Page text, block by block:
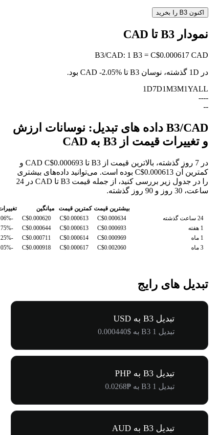
اکنون B3 را بخرید
نمودار B3 تا CAD
B3/CAD: 1 B3 = C$0.000617 CAD
در 1D گذشته، نوسان B3 تا CAD -2.05%
بود.
1D7D1M3M1YALL
--
--
--
B3/CAD داده های تبدیل: نوسانات ارزش
و تغییرات قیمت از B3 به CAD
در 7 روز گذشته، بالاترین قیمت از B3 تا CAD C$0.000693 و
کمترین آن C$0.000613 بوده است. می‌توانید داده‌های بیشتری
را در جدول زیر بررسی کنید، از جمله قیمت B3 تا CAD در 24
ساعت، 30 روز و 90 روز گذشته.
بیشترین قیمت کمترین قیمت میانگین
24 ساعت گذشته
C$0.000634
C$0.000613
C$0.000620
-2.06%
1 هفته
C$0.000693
C$0.000613
C$0.000644
-9.75%
1 ماه
C$0.000969
C$0.000614
C$0.000711
-9.25%
3 ماه
C$0.002060
C$0.000617
C$0.000918
-70.05%
تبدیل های رایج
تبدیل B3 به USD
تبدیل 1 B3 به $0.000440
تبدیل B3 به PHP
تبدیل 1 B3 به ₱0.0268
تبدیل B3 به AUD